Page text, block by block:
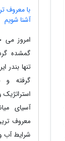
با معروف
آشنا شویم
امروز می
گمشده
تنها بندر
گرفته
آسیای
معروف
شرایط آب